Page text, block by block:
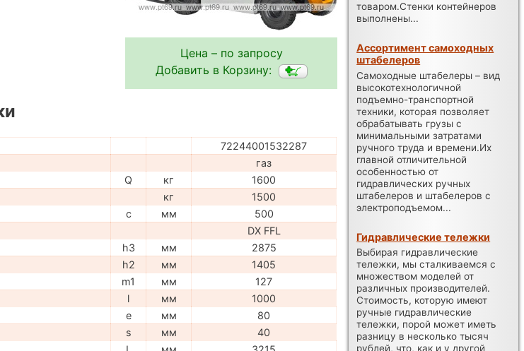
Цена – по запросу
Добавить в Корзину:
72244001532287
газ
Q кг
1600
кг
1500
c мм
500
DX FFL
h3 мм
2875
h2 мм
1405
m1 мм
127
l мм
1000
e мм
80
s мм
40
товаром.Стенки контейнеров
выполнены...
Ассортимент самоходных
штабелеров
Самоходные штабелеры – вид
высокотехнологичной
подъемно-транспортной
техники, которая позволяет
обрабатывать грузы с
минимальными затратами
ручного труда и времени.Их
главной отличительной
особенностью от
гидравлических ручных
штабелеров и штабелеров с
электроподъемом...
Гидравлические тележки
Выбирая гидравлические
тележки, мы сталкиваемся с
множеством моделей от
различных производителей.
Стоимость, которую имеют
ручные гидравлические
тележки, порой может иметь
разницу в несколько тысяч
рублей, что, как и у другой